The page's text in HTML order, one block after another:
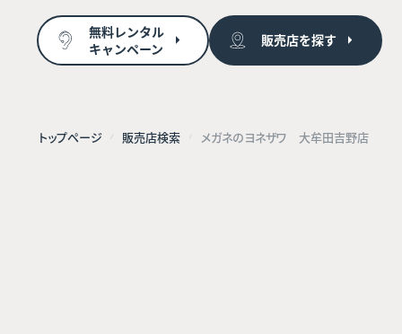
無料レンタル
キャンペーン
販売店を探す
トップページ 販売店検索 メガネのヨネザワ 大牟田吉野店